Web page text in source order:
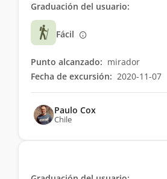
Graduación del usuario:
Fácil
Punto alcanzado: mirador
Fecha de excursión: 2020-11-07
Paulo Cox
Chile